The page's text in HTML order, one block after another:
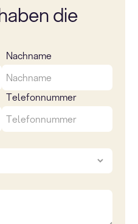
die
Nachname
Telefonnummer